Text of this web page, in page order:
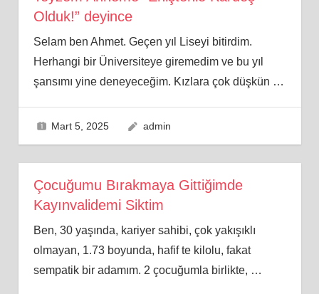
Olduk!” deyince
Selam ben Ahmet. Geçen yıl Liseyi bitirdim.
Herhangi bir Üniversiteye giremedim ve bu yıl
şansımı yine deneyeceğim. Kızlara çok düşkün …
Mart 5, 2025 admin
Çocuğumu Bırakmaya Gittiğimde
Kayınvalidemi Siktim
Ben, 30 yaşında, kariyer sahibi, çok yakışıklı
olmayan, 1.73 boyunda, hafif te kilolu, fakat
sempatik bir adamım. 2 çocuğumla birlikte, …